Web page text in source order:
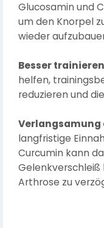
Glucosamin und
um den Knorpel
wieder
Besser
helfen,
reduzieren und
Verlangsamung
langfristige
Curcumin kann
Arthrose zu